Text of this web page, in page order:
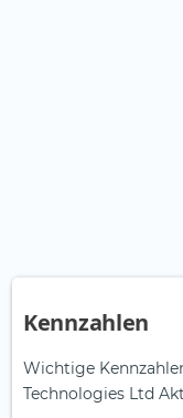
Kennzahlen
Wichtige
Technologies Ltd